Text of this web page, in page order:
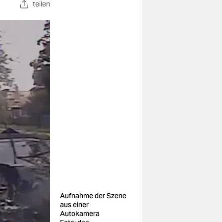
teilen
Aufnahme der Szene
aus einer
Autokamera